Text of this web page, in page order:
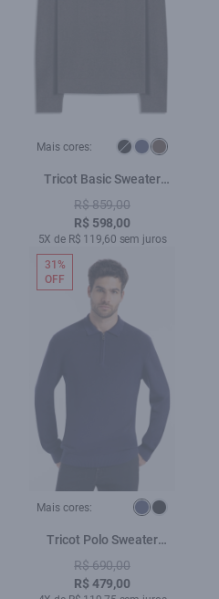
Mais cores:
Tricot Basic Sweater
Tabaco
R$ 859,00
R$ 598,00
5X de R$ 119,60 sem juros
Mais cores:
Tricot Polo Sweater
Marinho
R$ 690,00
R$ 479,00
31%
OFF